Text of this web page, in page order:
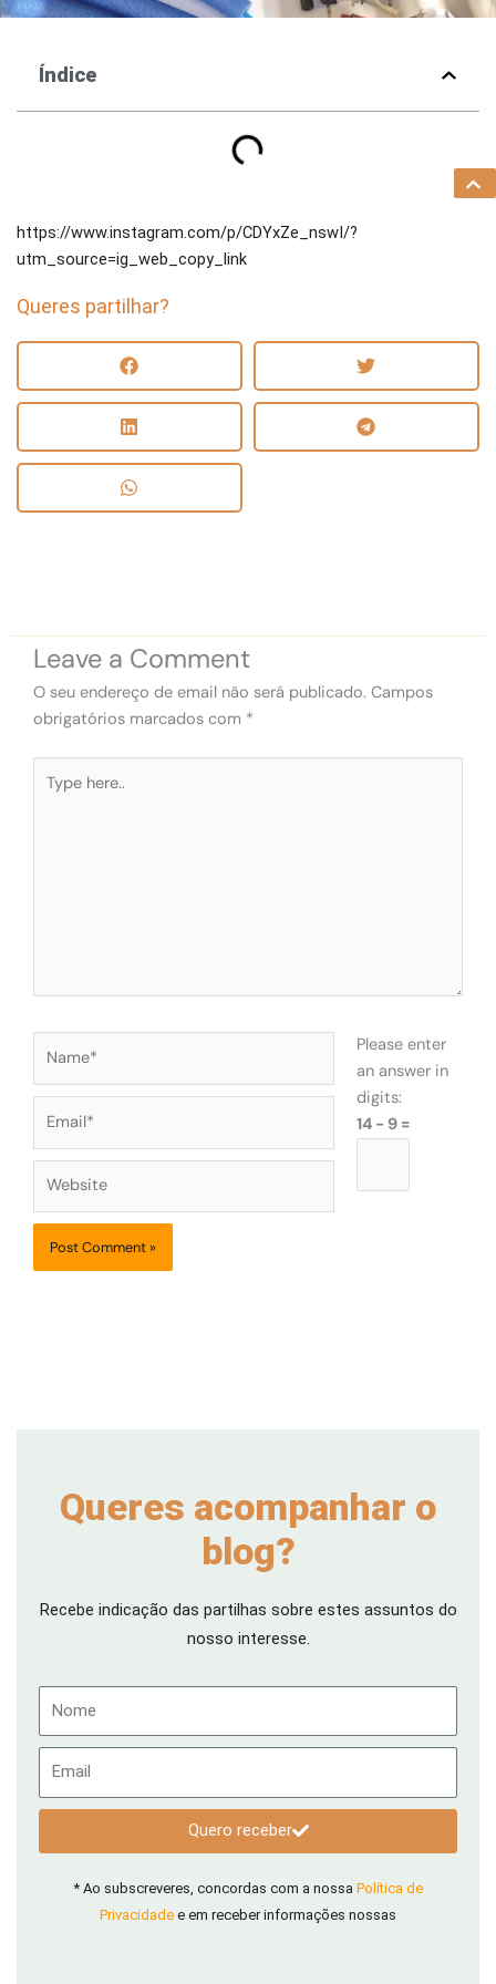
Índice
https://www.instagram.com/p/CDYxZe_nswI/?
utm_source=ig_web_copy_link
Queres partilhar?
Leave a Comment
O seu endereço de email não será publicado. Campos
obrigatórios marcados com *
here..
Please enter
an answer in
digits:
14 − 9 =
Queres acompanhar o
blog?
Recebe indicação das partilhas sobre estes assuntos do
nosso interesse.
Quero receber
* Ao subscreveres, concordas com a nossa Política de
Privacidade e em receber informações nossas